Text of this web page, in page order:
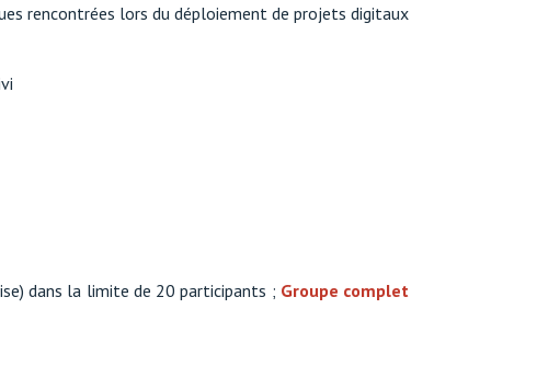
rencontrées lors du déploiement de projets digitaux
dans la limite de 20 participants ; Groupe complet